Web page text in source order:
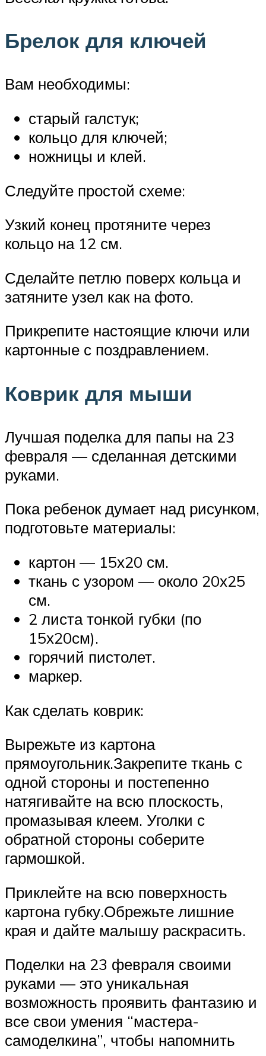
Брелок для ключей
Вам необходимы:
старый галстук;
кольцо для ключей;
ножницы и клей.
Следуйте простой схеме:
Узкий конец протяните через
кольцо на 12 см.
Сделайте петлю поверх кольца и
затяните узел как на фото.
Прикрепите настоящие ключи или
картонные с поздравлением.
Коврик для мыши
Лучшая поделка для папы на 23
февраля — сделанная детскими
руками.
Пока ребенок думает над рисунком,
подготовьте материалы:
картон — 15х20 см.
ткань с узором — около 20х25
см.
2 листа тонкой губки (по
15х20см).
горячий пистолет.
маркер.
Как сделать коврик:
Вырежьте из картона
прямоугольник.Закрепите ткань с
одной стороны и постепенно
натягивайте на всю плоскость,
промазывая клеем. Уголки с
обратной стороны соберите
гармошкой.
Приклейте на всю поверхность
картона губку.Обрежьте лишние
края и дайте малышу раскрасить.
Поделки на 23 февраля своими
руками — это уникальная
возможность проявить фантазию и
все свои умения “мастера-
самоделкина”, чтобы напомнить